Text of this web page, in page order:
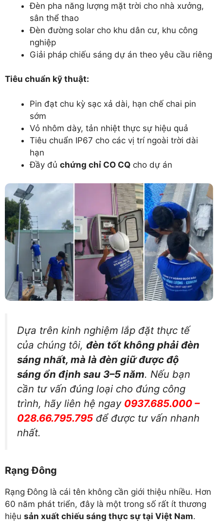
Đèn pha năng lượng mặt trời cho nhà xưởng,
sân thể thao
Đèn đường solar cho khu dân cư, khu công
nghiệp
Giải pháp chiếu sáng dự án theo yêu cầu riêng
Tiêu chuẩn kỹ thuật:
Pin đạt chu kỳ sạc xả dài, hạn chế chai pin
sớm
Vỏ nhôm dày, tản nhiệt thực sự hiệu quả
Tiêu chuẩn IP67 cho các vị trí ngoài trời dài
hạn
Đầy đủ chứng chỉ CO CQ cho dự án
Dựa trên kinh nghiệm lắp đặt thực tế
của chúng tôi, đèn tốt không phải đèn
sáng nhất, mà là đèn giữ được độ
sáng ổn định sau 3–5 năm. Nếu bạn
cần tư vấn đúng loại cho đúng công
trình, hãy liên hệ ngay 0937.685.000 –
028.66.795.795 để được tư vấn nhanh
nhất.
Rạng Đông
Rạng Đông là cái tên không cần giới thiệu nhiều. Hơn
60 năm phát triển, đây là một trong số rất ít thương
hiệu sản xuất chiếu sáng thực sự tại Việt Nam.